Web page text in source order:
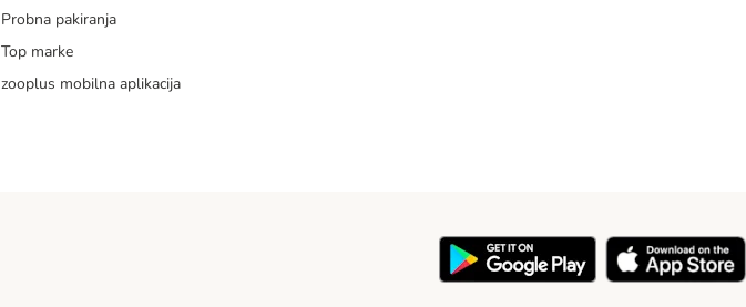
Probna pakiranja
Top marke
zooplus mobilna aplikacija